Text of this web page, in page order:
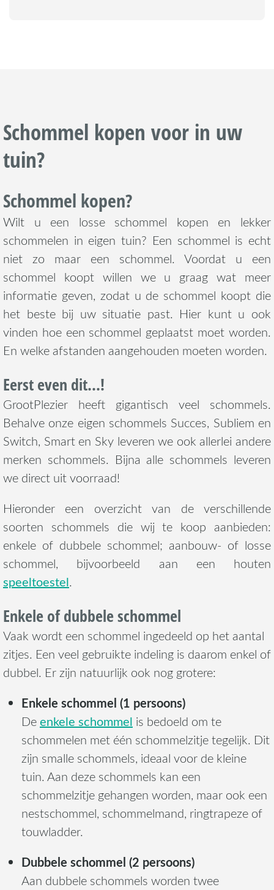
Schommel kopen voor in uw
tuin?
Schommel kopen?
Wilt u een losse schommel kopen en lekker
schommelen in eigen tuin? Een schommel is echt
niet zo maar een schommel. Voordat u een
schommel koopt willen we u graag wat meer
informatie geven, zodat u de schommel koopt die
het beste bij uw situatie past. Hier kunt u ook
vinden hoe een schommel geplaatst moet worden.
En welke afstanden aangehouden moeten worden.
Eerst even dit...!
GrootPlezier heeft gigantisch veel schommels.
Behalve onze eigen schommels Succes, Subliem en
Switch, Smart en Sky leveren we ook allerlei andere
merken schommels. Bijna alle schommels leveren
we direct uit voorraad!
Hieronder een overzicht van de verschillende
soorten schommels die wij te koop aanbieden:
enkele of dubbele schommel; aanbouw- of losse
schommel, bijvoorbeeld aan een houten
speeltoestel.
Enkele of dubbele schommel
Vaak wordt een schommel ingedeeld op het aantal
zitjes. Een veel gebruikte indeling is daarom enkel of
dubbel. Er zijn natuurlijk ook nog grotere:
Enkele schommel (1 persoons)
Deenkele schommel is bedoeld om te
schommelen met één schommelzitje tegelijk. Dit
zijn smalle schommels, ideaal voor de kleine
tuin. Aan deze schommels kan een
schommelzitje gehangen worden, maar ook een
nestschommel, schommelmand, ringtrapeze of
touwladder.
Dubbele schommel (2 persoons)
Aan dubbele schommels worden twee